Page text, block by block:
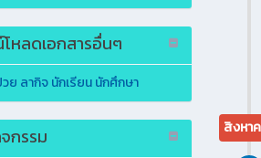
หลดเอกสารอื่นๆ
ย ลากิจ นักเรียน นักศึกษา
กรรม สิงหา